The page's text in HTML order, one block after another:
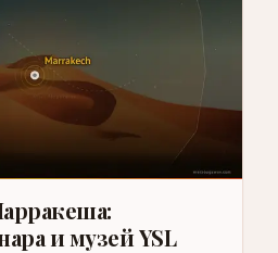
и музей YSL